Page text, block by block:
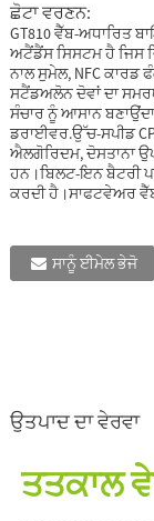
ਛੋਟਾ ਵਰਣਨ:
GT810 ਵੈੱਬ-ਅਧਾਰਿਤ
ਅਟੈਂਡੈਂਸ ਸਿਸਟਮ ਹੈ ਜਿਸ
ਨਾਲ ਸੁਮੇਲ, NFC
ਸਟੈਂਡਅਲੋਨ ਦੋਵਾਂ ਦਾ
ਸੰਚਾਰ ਨੂੰ ਆਸਾਨ
ਡਰਾਈਵਰ.ਉੱਚ-ਸਪੀਡ
ਐਲਗੋਰਿਦਮ, ਦੋਸਤਾਨਾ
ਹਨ।ਬਿਲਟ-ਇਨ ਬੈਟਰੀ
ਕਰਦੀ ਹੈ।ਸਾਫਟਵੇਅਰ
ਸਾਨੂੰ ਈਮੇਲ ਭੇਜੋ
ਉਤਪਾਦ ਦਾ ਵੇਰਵਾ
ਤਤਕਾਲ